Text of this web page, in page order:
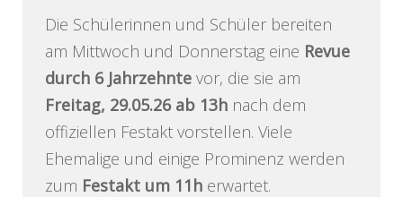
Die Schülerinnen und Schüler bereiten
am Mittwoch und Donnerstag eine Revue
durch 6 Jahrzehnte vor, die sie am
Freitag, 29.05.26 ab 13h nach dem
offiziellen Festakt vorstellen. Viele
Ehemalige und einige Prominenz werden
zum Festakt um 11h erwartet.